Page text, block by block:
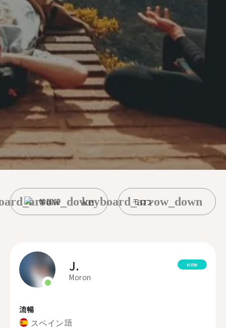
韓国語 モロン
keyboard_arrow_down
J.
Moron
NEW
流暢
スペイン語